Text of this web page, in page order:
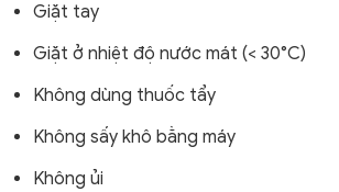
Giặt tay
Giặt ở nhiệt độ nước mát (< 30°C)
Không dùng thuốc tẩy
Không sấy khô bằng máy
Không ủi